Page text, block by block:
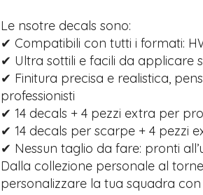
Le nsotre decals sono:
✔ Compatibili con tutti i formati:
✔ Ultra sottili e facili da applicare
✔ Finitura precisa e realistica,
professionisti
✔ 14 decals + 4 pezzi extra per
✔ 14 decals per scarpe + 4 pezzi
✔ Nessun taglio da fare: pronti
Dalla collezione personale al
personalizzare la tua squadra